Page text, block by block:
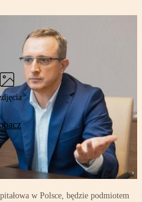
w Polsce, będzie podmiotem